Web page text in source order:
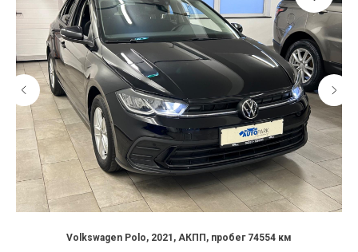
Volkswagen Polo, 2021, АКПП, пробег 74554 км